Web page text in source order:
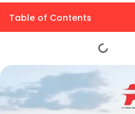
Table of Contents